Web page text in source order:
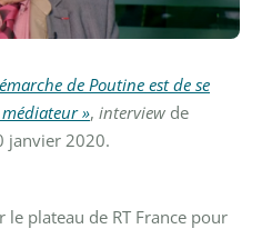
de Poutine est de se
», interview de
janvier 2020.
plateau de RT France pour